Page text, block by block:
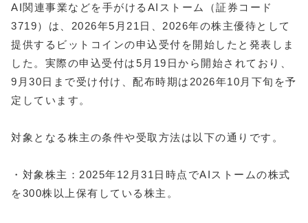
AI関連事業などを手がけるAIストーム（証券コード
3719）は、2026年5月21日、2026年の株主優待として
提供するビットコインの申込受付を開始したと発表しま
した。実際の申込受付は5月19日から開始されており、
9月30日まで受け付け、配布時期は2026年10月下旬を予
定しています。
対象となる株主の条件や受取方法は以下の通りです。
・対象株主：2025年12月31日時点でAIストームの株式
を300株以上保有している株主。